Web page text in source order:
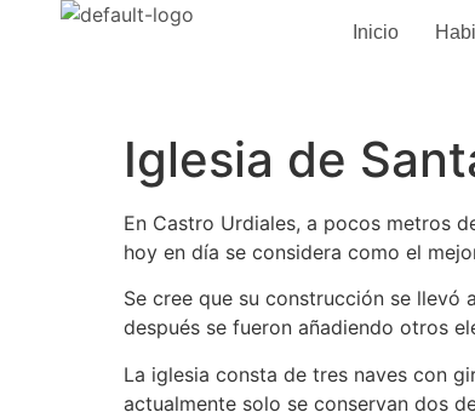
Inicio
Iglesia de
En Castro Urdiales, a pocos metros
hoy en día se considera como el
Se cree que su construcción se
después se fueron añadiendo otros
La iglesia consta de tres naves con
actualmente solo se conservan dos